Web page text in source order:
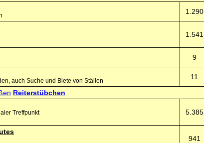
1.290
1.541
9
auch Suche und Biete von Ställen 11
Reiterstübchen
Treffpunkt
5.385
941